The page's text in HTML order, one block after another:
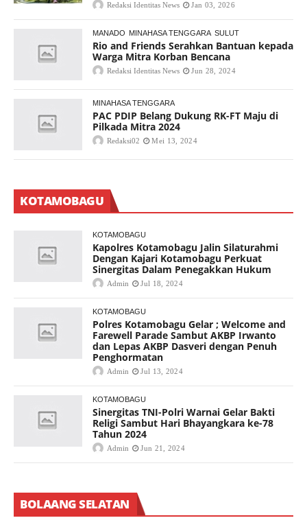
Redaksi Identitas News Jan 03, 2026
MANADO MINAHASA TENGGARA SULUT
Rio and Friends Serahkan Bantuan kepada
Warga Mitra Korban Bencana
Redaksi Identitas News Jun 28, 2024
MINAHASA TENGGARA
PAC PDIP Belang Dukung RK-FT Maju di
Pilkada Mitra 2024
Redaksi02 Mei 13, 2024
KOTAMOBAGU
KOTAMOBAGU
Kapolres Kotamobagu Jalin Silaturahmi
Dengan Kajari Kotamobagu Perkuat
Sinergitas Dalam Penegakkan Hukum
Admin Jul 18, 2024
KOTAMOBAGU
Polres Kotamobagu Gelar ; Welcome and
Farewell Parade Sambut AKBP Irwanto
dan Lepas AKBP Dasveri dengan Penuh
Penghormatan
Admin Jul 13, 2024
KOTAMOBAGU
Sinergitas TNI-Polri Warnai Gelar Bakti
Religi Sambut Hari Bhayangkara ke-78
Tahun 2024
Admin Jun 21, 2024
BOLAANG SELATAN